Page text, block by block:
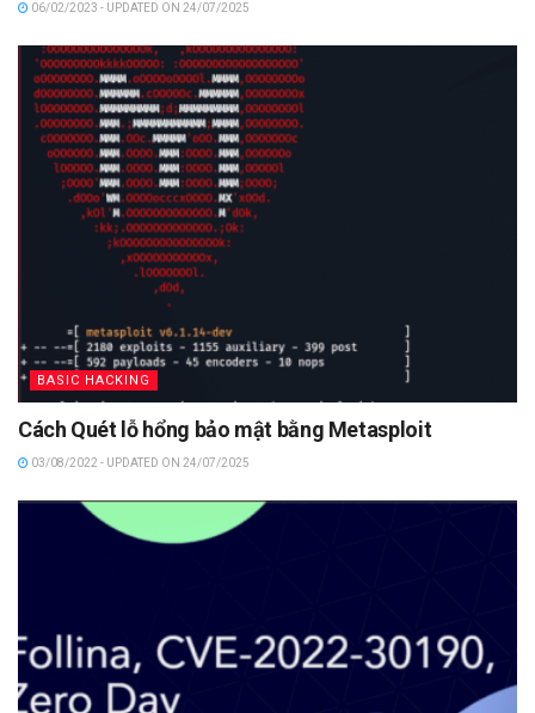
06/02/2023 - UPDATED ON 24/07/2025
BASIC HACKING
Cách Quét lỗ hổng bảo mật bằng Metasploit
03/08/2022 - UPDATED ON 24/07/2025